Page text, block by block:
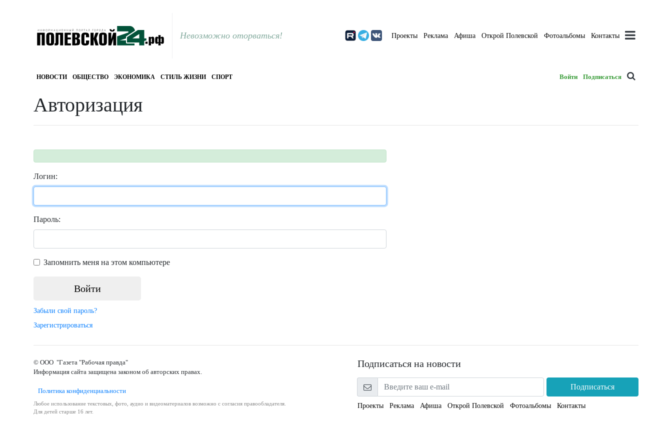
Невозможно оторваться! Проекты Реклама Афиша Открой Полевской Фотоальбомы Контакты
НОВОСТИ ОБЩЕСТВО ЭКОНОМИКА СТИЛЬ ЖИЗНИ СПОРТ Войти Подписаться
Авторизация
Логин:
Пароль:
Запомнить меня на этом компьютере
Забыли свой пароль?
Зарегистрироваться
© ООО "Газета "Рабочая правда"
Информация сайта защищена законом об авторских правах.
Политика конфиденциальности
Любое использование текстовых, фото, аудио и видеоматериалов возможно с согласия правообладателя.
Для детей старше 16 лет.
Подписаться на новости
Подписаться
Проекты Реклама Афиша Открой Полевской Фотоальбомы Контакты